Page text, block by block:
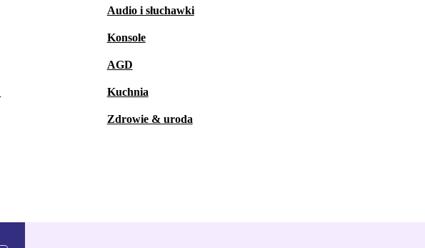
Audio i słuchawki
Konsole
AGD
Kuchnia
Zdrowie & uroda